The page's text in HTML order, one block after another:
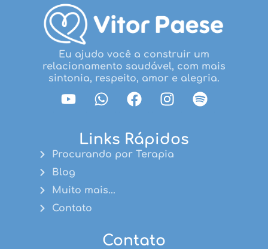
Eu ajudo você a construir um
relacionamento saudável, com mais
sintonia, respeito, amor e alegria.
Links Rápidos
Procurando por Terapia
Blog
Muito mais...
Contato
Contato